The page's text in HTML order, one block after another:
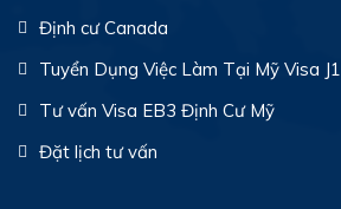
Định cư Canada
Tuyển Dụng Việc Làm Tại Mỹ Visa J1
Tư vấn Visa EB3 Định Cư Mỹ
Đặt lịch tư vấn